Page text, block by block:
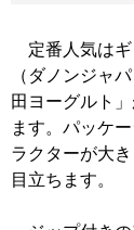
定番人気はギ
（ダノンジャ
田ヨーグルト
ます。パッケ
ラクターが大
目立ちます。